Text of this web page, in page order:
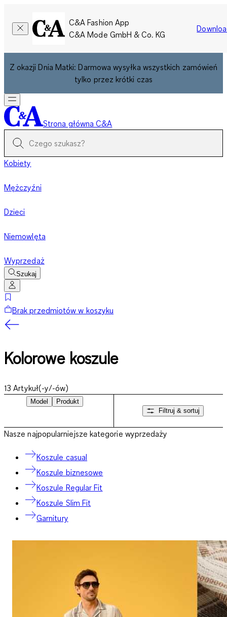
C&A Fashion App
C&A Mode GmbH & Co. KG
Z okazji Dnia Matki: Darmowa wysyłka wszystkich zamówień
tylko przez krótki czas
Strona główna C&A
Kobiety
Mężczyźni
Dzieci
Niemowlęta
Wyprzedaż
Szukaj
Brak przedmiotów w koszyku
Kolorowe koszule
13 Artykuł(-y/-ów)
Model
Produkt
Filtruj & sortuj
Nasze najpopularniejsze kategorie wyprzedaży
Koszule casual
Koszule biznesowe
Koszule Regular Fit
Koszule Slim Fit
Garnitury